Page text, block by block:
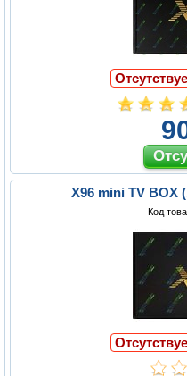
X96 mini TV BOX
Код